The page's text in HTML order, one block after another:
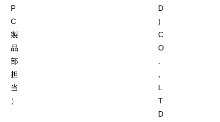
P
C
製
品
部
担
当
）
D
)
C
O
.
,
L
T
D